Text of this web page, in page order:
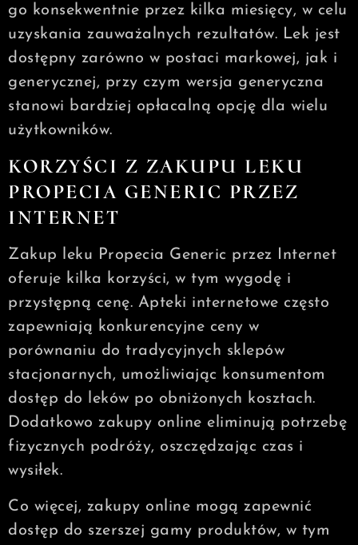
go konsekwentnie przez kilka miesięcy, w celu
uzyskania zauważalnych rezultatów. Lek jest
dostępny zarówno w postaci markowej, jak i
generycznej, przy czym wersja generyczna
stanowi bardziej opłacalną opcję dla wielu
użytkowników.
KORZYŚCI Z ZAKUPU LEKU
PROPECIA GENERIC PRZEZ
INTERNET
Zakup leku Propecia Generic przez Internet
oferuje kilka korzyści, w tym wygodę i
przystępną cenę. Apteki internetowe często
zapewniają konkurencyjne ceny w
porównaniu do tradycyjnych sklepów
stacjonarnych, umożliwiając konsumentom
dostęp do leków po obniżonych kosztach.
Dodatkowo zakupy online eliminują potrzebę
fizycznych podróży, oszczędzając czas i
wysiłek.
Co więcej, zakupy online mogą zapewnić
dostęp do szerszej gamy produktów, w tym